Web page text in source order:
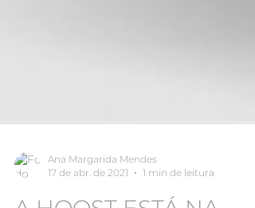
17 de abr. de 2021
1 min de leitura